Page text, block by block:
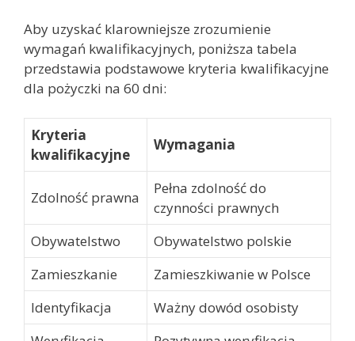
Aby uzyskać klarowniejsze zrozumienie
wymagań kwalifikacyjnych, poniższa tabela
przedstawia podstawowe kryteria kwalifikacyjne
dla pożyczki na 60 dni:
Kryteria
kwalifikacyjne
Wymagania
Zdolność prawna
Pełna zdolność do
czynności prawnych
Obywatelstwo
Obywatelstwo polskie
Zamieszkanie
Zamieszkiwanie w Polsce
Identyfikacja
Ważny dowód osobisty